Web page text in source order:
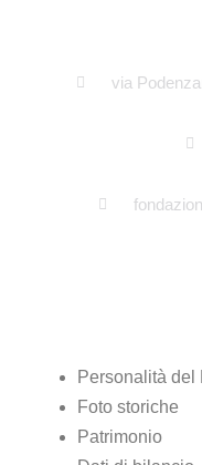
via
Personalità del
Foto storiche
Patrimonio